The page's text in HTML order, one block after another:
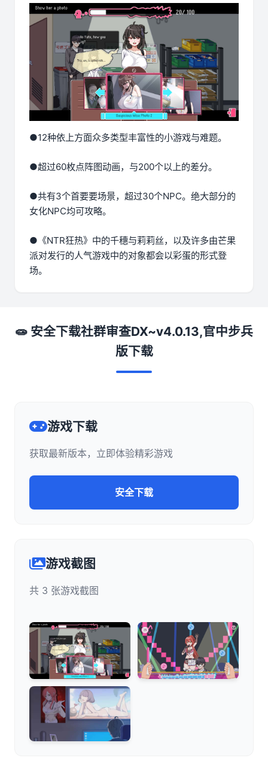
●12种依上方面众多类型丰富性的小游戏与难题。
●超过60枚点阵图动画，与200个以上的差分。
●共有3个首要要场景，超过30个NPC。绝大部分的
女化NPC均可攻略。
●《NTR狂热》中的千穗与莉莉丝，以及许多由芒果
派对发行的人气游戏中的对象都会以彩蛋的形式登
场。
🧫 安全下载社群审查DX~v4.0.13,官中步兵
版下载
游戏下载
获取最新版本，立即体验精彩游戏
安全下载
游戏截图
共 3 张游戏截图